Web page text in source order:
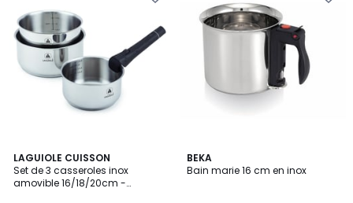
LAGUIOLE CUISSON
Set de 3 casseroles inox
amovible 16/18/20cm -
BEKA
Bain marie 16 cm en inox
5
/